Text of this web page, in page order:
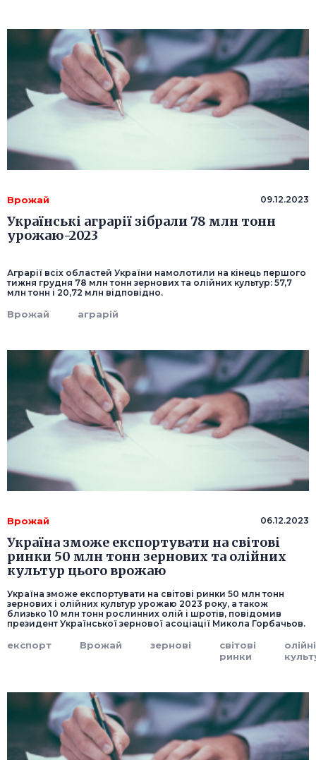
Врожай 09.12.2023
Українські аграрії зібрали 78 млн тонн
урожаю-2023
Аграрії всіх областей України намолотили на кінець першого
тижня грудня 78 млн тонн зернових та олійних культур: 57,7
млн тонн і 20,72 млн відповідно.
Врожай аграрій
Врожай 06.12.2023
Україна зможе експортувати на світові
ринки 50 млн тонн зернових та олійних
культур цього врожаю
Україна зможе експортувати на світові ринки 50 млн тонн
зернових і олійних культур урожаю 2023 року, а також
близько 10 млн тонн рослинних олій і шротів, повідомив
президент Української зернової асоціації Микола Горбачьов.
експорт Врожай зернові
світові
ринки
олійні